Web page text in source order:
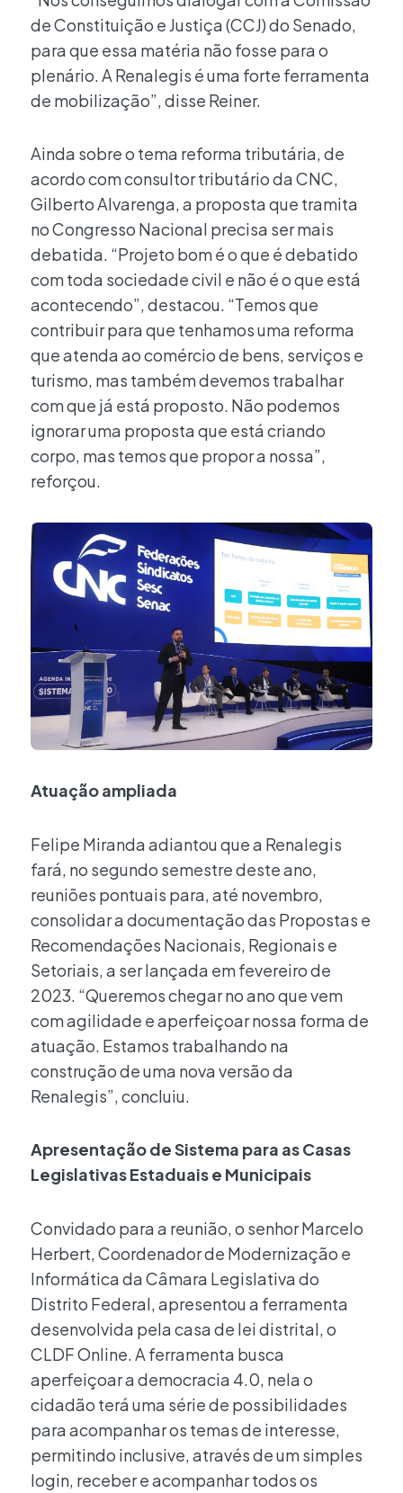
de Constituição e Justiça (CCJ) do Senado,
para que essa matéria não fosse para o
plenário. A Renalegis é uma forte ferramenta
de mobilização”, disse Reiner.
Ainda sobre o tema reforma tributária, de
acordo com consultor tributário da CNC,
Gilberto Alvarenga, a proposta que tramita
no Congresso Nacional precisa ser mais
debatida. “Projeto bom é o que é debatido
com toda sociedade civil e não é o que está
acontecendo”, destacou. “Temos que
contribuir para que tenhamos uma reforma
que atenda ao comércio de bens, serviços e
turismo, mas também devemos trabalhar
com que já está proposto. Não podemos
ignorar uma proposta que está criando
corpo, mas temos que propor a nossa”,
reforçou.
Atuação ampliada
Felipe Miranda adiantou que a Renalegis
fará, no segundo semestre deste ano,
reuniões pontuais para, até novembro,
consolidar a documentação das Propostas e
Recomendações Nacionais, Regionais e
Setoriais, a ser lançada em fevereiro de
2023. “Queremos chegar no ano que vem
com agilidade e aperfeiçoar nossa forma de
atuação. Estamos trabalhando na
construção de uma nova versão da
Renalegis”, concluiu.
Apresentação de Sistema para as Casas
Legislativas Estaduais e Municipais
Convidado para a reunião, o senhor Marcelo
Herbert, Coordenador de Modernização e
Informática da Câmara Legislativa do
Distrito Federal, apresentou a ferramenta
desenvolvida pela casa de lei distrital, o
CLDF Online. A ferramenta busca
aperfeiçoar a democracia 4.0, nela o
cidadão terá uma série de possibilidades
para acompanhar os temas de interesse,
permitindo inclusive, através de um simples
login, receber e acompanhar todos os